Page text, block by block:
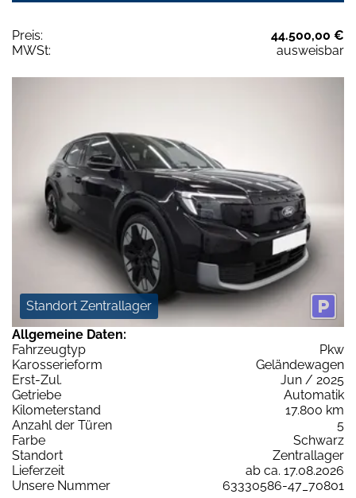
Preis:
44.500,00 €
MWSt:
ausweisbar
Standort Zentrallager
Allgemeine Daten:
Fahrzeugtyp
Pkw
Karosserieform
Geländewagen
Erst-Zul.
Jun / 2025
Getriebe
Automatik
Kilometerstand
17.800 km
Anzahl der Türen
5
Farbe
Schwarz
Standort
Zentrallager
Lieferzeit
ab ca. 17.08.2026
Unsere Nummer
63330586-47_70801